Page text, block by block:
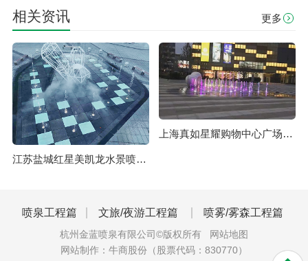
相关资讯 更多
江苏盐城红星美凯龙水景喷泉项目
上海真如星耀购物中心广场音乐旱喷
喷泉工程篇 文旅/夜游工程篇 喷雾/雾森工程篇
杭州金蓝喷泉有限公司©版权所有
网站地图
网站制作： 牛商股份 （股票代码：830770）